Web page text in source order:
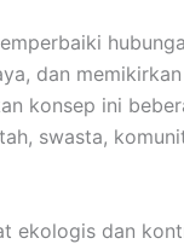
dan
konsep ini
swasta,
ekologis dan